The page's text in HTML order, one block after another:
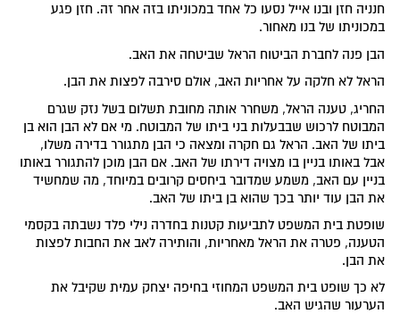
חנניה חזן ובנו אייל נסעו כל אחד במכוניתו בזה אחר זה. חזן פגע
במכוניתו של בנו מאחור.
הבן פנה לחברת הביטוח הראל שביטחה את האב.
הראל לא חלקה על אחריות האב, אולם סירבה לפצות את הבן.
החריג, טענה הראל, משחרר אותה מחובת תשלום בשל נזק שגרם
המבוטח לרכוש שבבעלות בני ביתו של המבוטח. מי אם לא הבן הוא בן
ביתו של האב. הראל גם חקרה ומצאה כי הבן מתגורר בדירה משלו,
אבל באותו בניין בו מצויה דירתו של האב. אם הבן מוכן להתגורר באותו
בניין עם האב, משמע שמדובר ביחסים קרובים במיוחד, מה שמחשיד
את הבן עוד יותר בכך שהוא בן ביתו של האב.
שופטת בית המשפט לתביעות קטנות בחדרה נילי פלד נשבתה בקסמי
הטענה, פטרה את הראל מאחריות, והותירה לאב את החבות לפצות
את הבן.
לא כך שופט בית המשפט המחוזי בחיפה יצחק עמית שקיבל את
הערעור שהגיש האב.